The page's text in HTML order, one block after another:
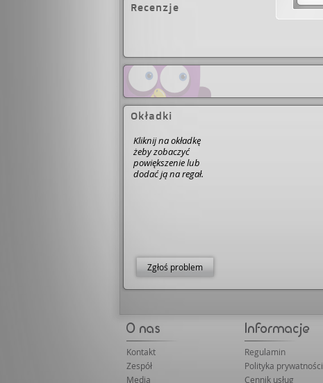
Recenzje
Okładki
Kliknij na okładkę
żeby zobaczyć
powiększenie lub
dodać ją na regał.
Zgłoś problem
Kontakt
Zespół
Media
Regulamin
Polityka prywatności
Cennik usług